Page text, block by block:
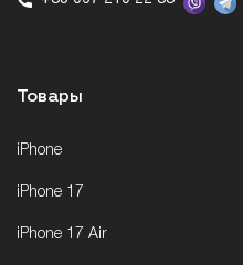
Товары
iPhone
iPhone 17
iPhone 17 Air